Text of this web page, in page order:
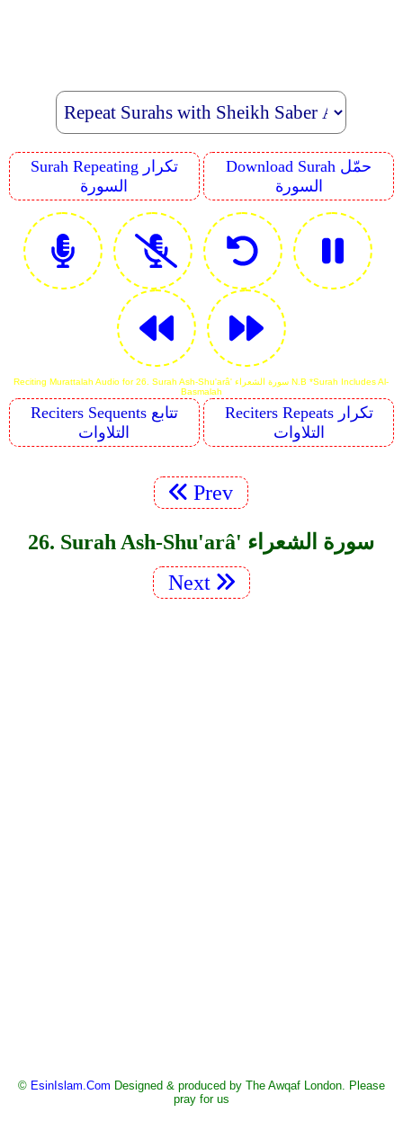
Surah Repeating تكرار
السورة
Download Surah حمّل
السورة
Reciting Murattalah Audio for 26. Surah Ash-Shu'arâ' سورة الشعراء N.B *Surah Includes Al-
Basmalah
Reciters Sequents تتابع
التلاوات
Reciters Repeats تكرار
التلاوات
Prev
26. Surah Ash-Shu'arâ' سورة الشعراء
Next
© EsinIslam.Com Designed & produced by The Awqaf London. Please
pray for us